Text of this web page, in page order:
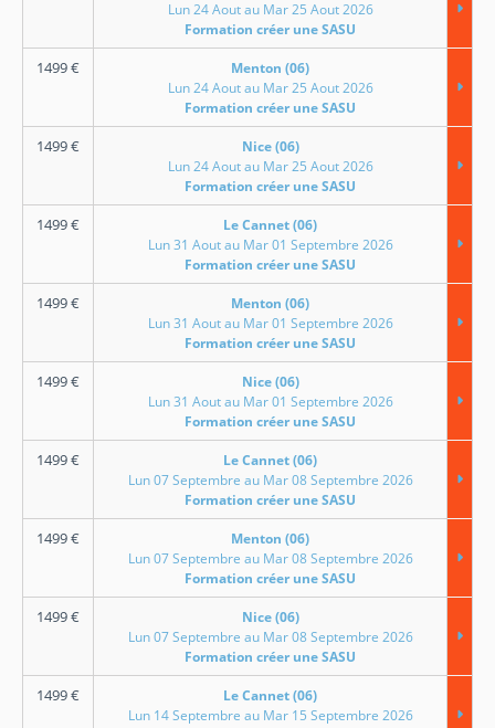
Lun 24 Aout au Mar 25 Aout 2026
Formation créer une SASU
1499€
Menton (06)
Lun 24 Aout au Mar 25 Aout 2026
Formation créer une SASU
1499€
Nice (06)
Lun 24 Aout au Mar 25 Aout 2026
Formation créer une SASU
1499€
Le Cannet (06)
Lun 31 Aout au Mar 01 Septembre 2026
Formation créer une SASU
1499€
Menton (06)
Lun 31 Aout au Mar 01 Septembre 2026
Formation créer une SASU
1499€
Nice (06)
Lun 31 Aout au Mar 01 Septembre 2026
Formation créer une SASU
1499€
Le Cannet (06)
Lun 07 Septembre au Mar 08 Septembre 2026
Formation créer une SASU
1499€
Menton (06)
Lun 07 Septembre au Mar 08 Septembre 2026
Formation créer une SASU
1499€
Nice (06)
Lun 07 Septembre au Mar 08 Septembre 2026
Formation créer une SASU
1499€
Le Cannet (06)
Lun 14 Septembre au Mar 15 Septembre 2026